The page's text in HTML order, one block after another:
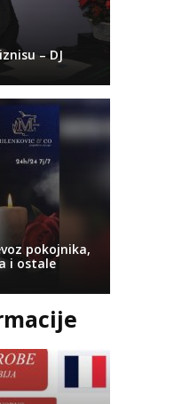
– DJ
pokojnika,
i ostale